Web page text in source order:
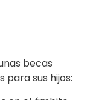
becas
para sus hijos: